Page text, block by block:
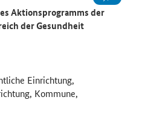
Aktionsprogramms der
der Gesundheit
Einrichtung,
Kommune,